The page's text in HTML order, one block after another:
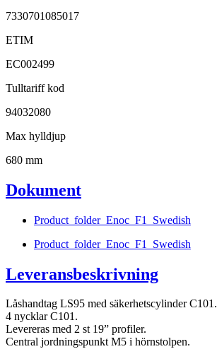
7330701085017
ETIM
EC002499
Tulltariff kod
94032080
Max hylldjup
680 mm
Dokument
Product_folder_Enoc_F1_Swedish
Product_folder_Enoc_F1_Swedish
Leveransbeskrivning
Låshandtag LS95 med säkerhetscylinder C101.
4 nycklar C101.
Levereras med 2 st 19” profiler.
Central jordningspunkt M5 i hörnstolpen.